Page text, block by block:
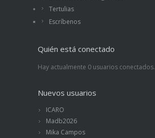
Tertulias
Escríbenos
Quién está conectado
Hay actualmente 0 usuarios conectados.
Nuevos usuarios
ICARO
Madb2026
Mika Campos